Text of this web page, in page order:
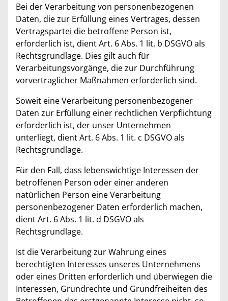
Bei der Verarbeitung von personenbezogenen
Daten, die zur Erfüllung eines Vertrages, dessen
Vertragspartei die betroffene Person ist,
erforderlich ist, dient Art. 6 Abs. 1 lit. b DSGVO als
Rechtsgrundlage. Dies gilt auch für
Verarbeitungsvorgänge, die zur Durchführung
vorvertraglicher Maßnahmen erforderlich sind.
Soweit eine Verarbeitung personenbezogener
Daten zur Erfüllung einer rechtlichen Verpflichtung
erforderlich ist, der unser Unternehmen
unterliegt, dient Art. 6 Abs. 1 lit. c DSGVO als
Rechtsgrundlage.
Für den Fall, dass lebenswichtige Interessen der
betroffenen Person oder einer anderen
natürlichen Person eine Verarbeitung
personenbezogener Daten erforderlich machen,
dient Art. 6 Abs. 1 lit. d DSGVO als
Rechtsgrundlage.
Ist die Verarbeitung zur Wahrung eines
berechtigten Interesses unseres Unternehmens
oder eines Dritten erforderlich und überwiegen die
Interessen, Grundrechte und Grundfreiheiten des